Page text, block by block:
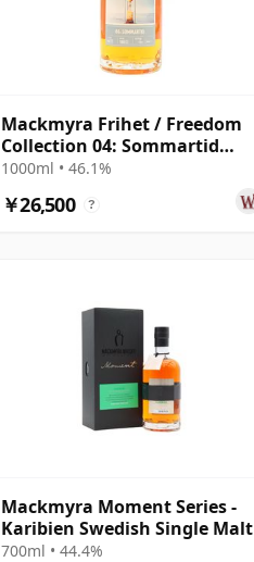
Mackmyra Frihet / Freedom
Collection 04: Sommartid
Swedish
1000ml • 46.1%
￥26,500 ?
Mackmyra Moment Series -
Karibien Swedish Single Malt
700ml • 44.4%